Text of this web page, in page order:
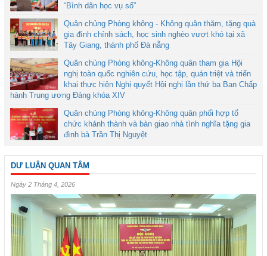
“Bình dân học vụ số”
Quân chủng Phòng không - Không quân thăm, tặng quà
gia đình chính sách, học sinh nghèo vượt khó tại xã
Tây Giang, thành phố Đà nẵng
Quân chủng Phòng không-Không quân tham gia Hội
nghị toàn quốc nghiên cứu, học tập, quán triệt và triển
khai thực hiện Nghị quyết Hội nghị lần thứ ba Ban Chấp
hành Trung ương Đảng khóa XIV
Quân chủng Phòng không-Không quân phối hợp tổ
chức khánh thành và bàn giao nhà tình nghĩa tặng gia
đình bà Trần Thị Nguyệt
DƯ LUẬN QUAN TÂM
Ngày 2 Tháng 4, 2026